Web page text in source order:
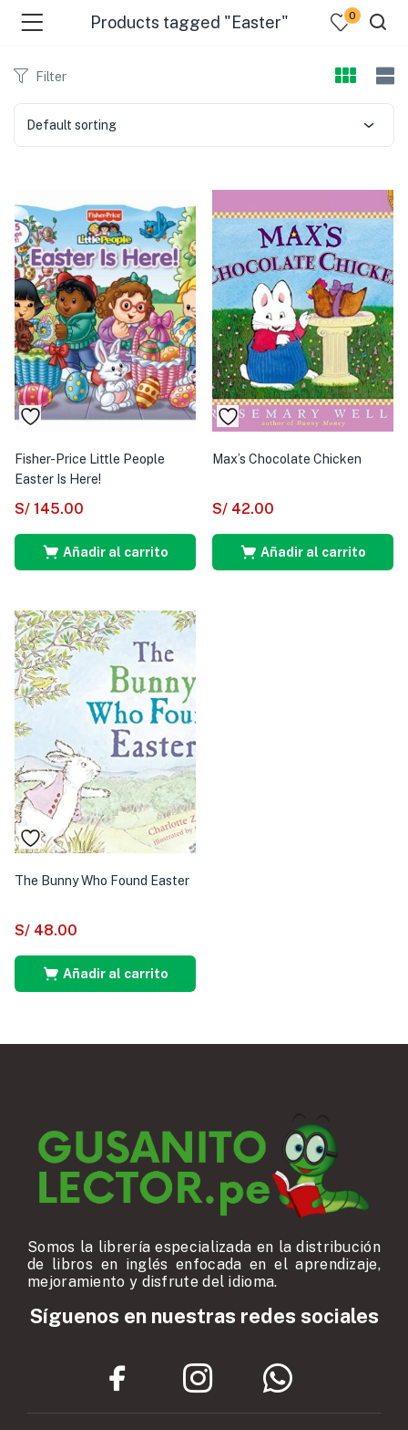
Products tagged "Easter" 0
Filter
Default sorting
Fisher-Price Little People
Easter Is Here!
S/ 145.00
Añadir al carrito
Max’s Chocolate Chicken
S/ 42.00
Añadir al carrito
The Bunny Who Found Easter
S/ 48.00
Añadir al carrito
Somos la librería especializada en la distribución
de libros en inglés enfocada en el aprendizaje,
mejoramiento y disfrute del idioma.
Síguenos en nuestras redes sociales